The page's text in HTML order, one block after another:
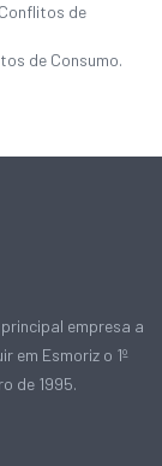
de
de Consumo.
empresa a
em Esmoriz o 1º
de 1995.